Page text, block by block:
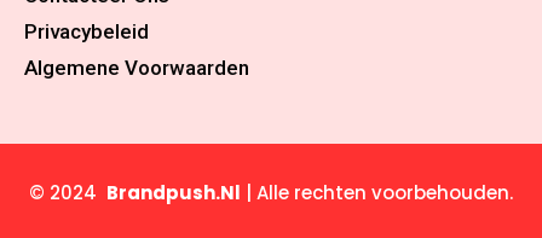
Privacybeleid
Algemene Voorwaarden
© 2024 Brandpush.Nl | Alle rechten voorbehouden.